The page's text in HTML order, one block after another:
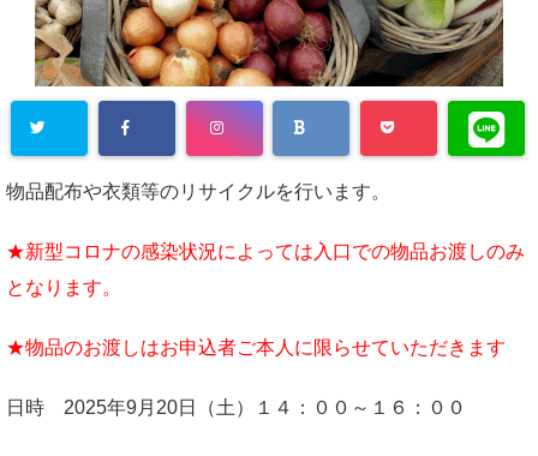
物品配布や衣類等のリサイクルを行います。
★新型コロナの感染状況によっては入口での物品お渡しのみ
と なります。
★物品のお渡しはお申込者ご本人に限らせていただきます
日時 2025年9月20日（土）１４：００～１６：００